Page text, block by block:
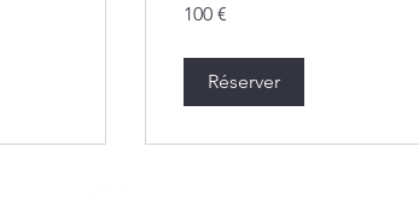
euros
100 €
Réserver